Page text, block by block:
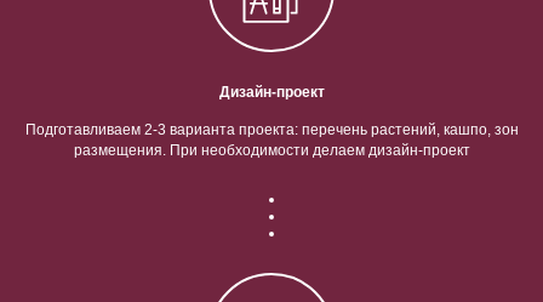
Дизайн-проект
Подготавливаем 2-3 варианта проекта: перечень растений, кашпо, зон
размещения. При необходимости делаем дизайн-проект